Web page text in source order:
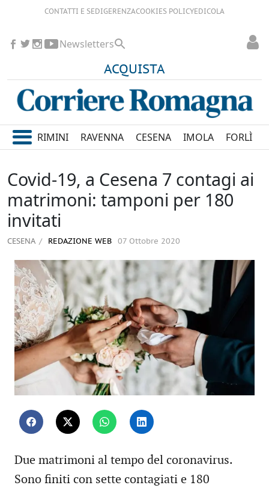
CONTATTI E SEDIGERENZACOOKIES POLICYEDICOLA
ACQUISTA
Newsletters
RIMINI RAVENNA CESENA IMOLA FORLÌ
Covid-19, a Cesena 7 contagi ai
matrimoni: tamponi per 180
invitati
CESENA REDAZIONE WEB 07 Ottobre 2020
Due matrimoni al tempo del coronavirus.
Sono finiti con sette contagiati e 180